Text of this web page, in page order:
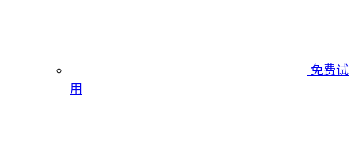
免费试
用